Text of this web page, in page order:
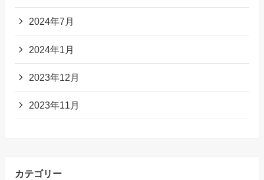
2024年7月
2024年1月
2023年12月
2023年11月
カテゴリー